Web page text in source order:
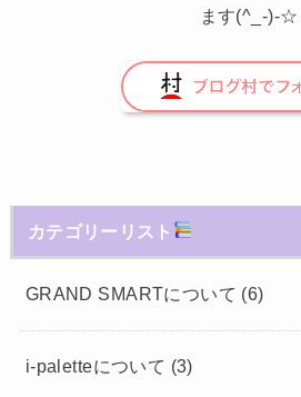
ます(^_-)-☆
カテゴリーリスト
GRAND SMARTについて (6)
i-paletteについて (3)